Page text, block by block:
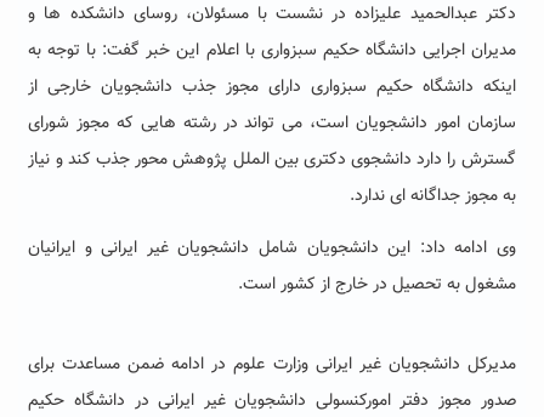
دکتر عبدالحمید علیزاده در نشست با مسئولان، روسای دانشکده ها و
مدیران اجرایی دانشگاه حکیم سبزواری با اعلام این خبر گفت: با توجه به
اینکه دانشگاه حکیم سبزواری دارای مجوز جذب دانشجویان خارجی از
سازمان امور دانشجویان است، می تواند در رشته هایی که مجوز شورای
گسترش را دارد دانشجوی دکتری بین الملل پژوهش محور جذب کند و نیاز
به مجوز جداگانه ای ندارد.
وی ادامه داد: این دانشجویان شامل دانشجویان غیر ایرانی و ایرانیان
مشغول به تحصیل در خارج از کشور است.
مدیرکل دانشجویان غیر ایرانی وزارت علوم در ادامه ضمن مساعدت برای
صدور مجوز دفتر امورکنسولی دانشجویان غیر ایرانی در دانشگاه حکیم